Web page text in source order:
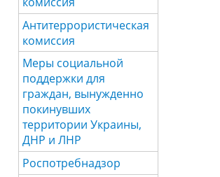
Антитеррористическая
комиссия
Меры социальной
поддержки для
граждан, вынужденно
покинувших
территории Украины,
ДНР и ЛНР
Роспотребнадзор